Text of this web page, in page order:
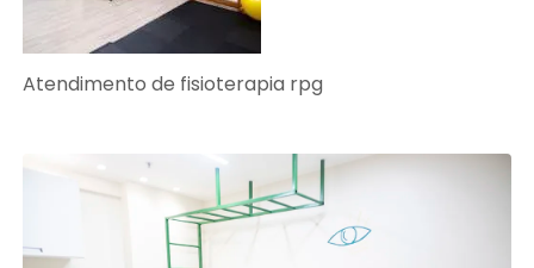
Atendimento de fisioterapia rpg